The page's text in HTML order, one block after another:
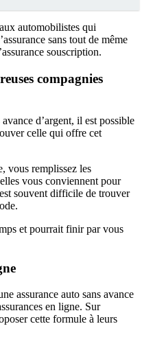
automobilistes qui
sans tout de même
souscription.
compagnies
d’argent, il est possible
celle qui offre cet
vous remplissez les
vous conviennent pour
souvent difficile de trouver
et pourrait finir par vous
assurance auto sans avance
en ligne. Sur
cette formule à leurs